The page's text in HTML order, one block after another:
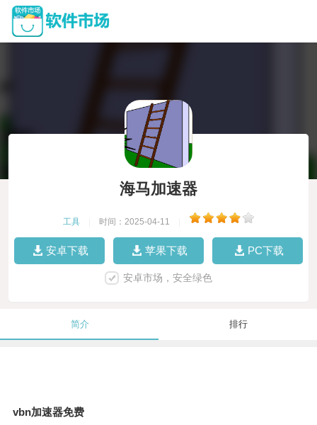
海马加速器
工具 时间：2025-04-11
安卓下载 苹果下载 PC下载
安卓市场，安全绿色
简介 排行
vbn加速器免费